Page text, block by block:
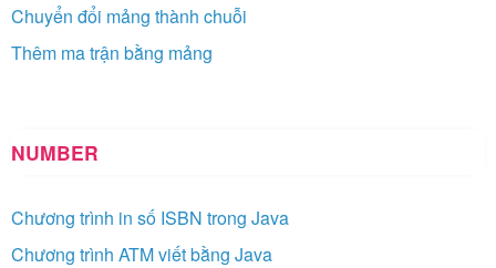
Chuyển đổi mảng thành chuỗi
Thêm ma trận bằng mảng
NUMBER
Chương trình in số ISBN trong Java
Chương trình ATM viết bằng Java